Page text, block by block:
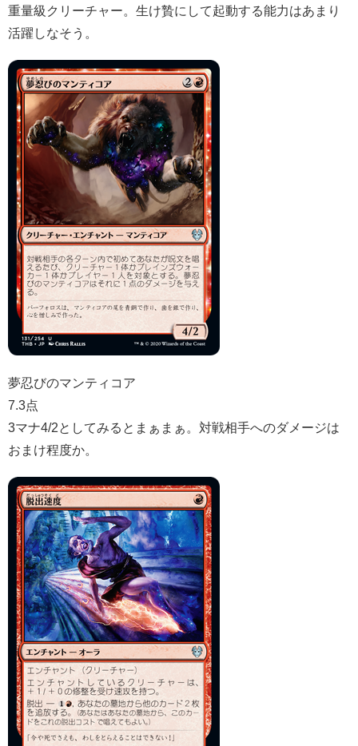
重量級クリーチャー。生け贄にして起動する能力はあまり
活躍しなそう。
夢忍びのマンティコア
7.3点
3マナ4/2としてみるとまぁまぁ。対戦相手へのダメージは
おまけ程度か。